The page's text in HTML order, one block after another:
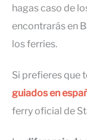
hagas caso de
encontrarás en
los ferries.
Si prefieres que
guiados en
ferry oficial de